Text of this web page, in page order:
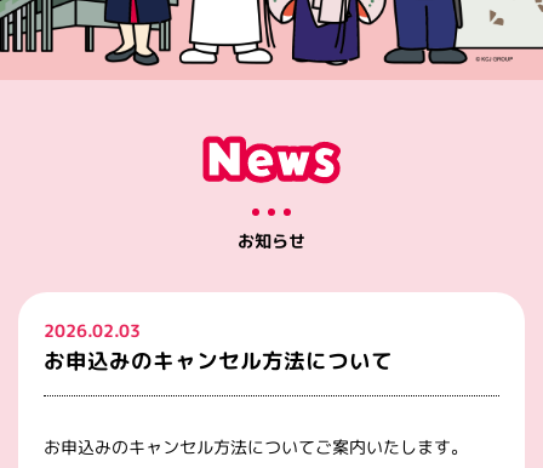
お知らせ
2026.02.03
お申込みのキャンセル方法について
お申込みのキャンセル方法についてご案内いたします。